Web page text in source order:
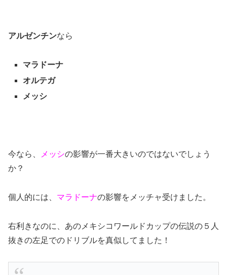
アルゼンチンなら
マラドーナ
オルテガ
メッシ
今なら、 メッシの影響が一番大きいのではないでしょう
か？
個人的には、 マラドーナの影響をメッチャ受けました。
右利きなのに、あのメキシコワールドカップの伝説の５人
抜きの左足でのドリブルを真似してました！